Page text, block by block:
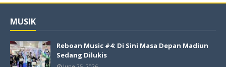
MUSIK
Reboan Music #4: Di Sini Masa Depan Madiun
Sedang Dilukis